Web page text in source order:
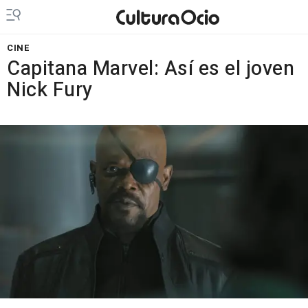
CINE
Capitana Marvel: Así es el joven
Nick Fury